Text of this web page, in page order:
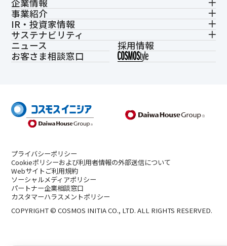
企業情報
事業紹介
IR・投資家情報
サステナビリティ
ニュース
採用情報
お客さま相談窓口
プライバシーポリシー
Cookieポリシーおよび利用者情報の外部送信について
Webサイトご利用規約
ソーシャルメディアポリシー
パートナー企業相談窓口
カスタマーハラスメントポリシー
COPYRIGHT © COSMOS INITIA CO., LTD. ALL RIGHTS RESERVED.